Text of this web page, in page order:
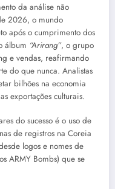
da análise não
2026, o mundo
após o cumprimento dos
álbum “Arirang”, o grupo
e vendas, reafirmando
do que nunca. Analistas
bilhões na economia
exportações culturais.
do sucesso é o uso de
de registros na Coreia
logos e nomes de
ARMY Bombs) que se